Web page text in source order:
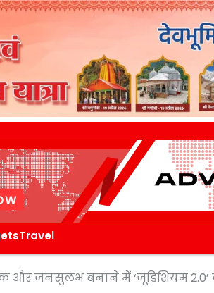
Travel
और जनसुलभ बनाने में ‘जूडिशियम 2.0’